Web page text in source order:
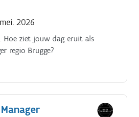
2026
Hoe ziet jouw dag eruit als
regio Brugge?